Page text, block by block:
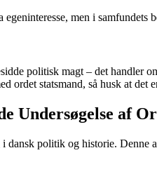
men i samfundets
politisk magt – det handler
ordet statsmand, så husk at
Undersøgelse af
politik og historie. Denne